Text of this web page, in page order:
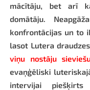
mācītāju, bet arī
domātāju.
konfrontācijas un to
lasot Lutera
viņu nostāju
evaņģēliski
intervijai